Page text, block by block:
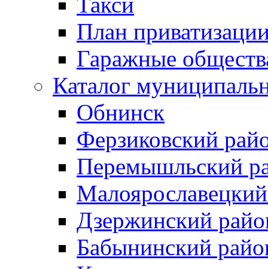
План
Гаражные
Каталог
Обнинск
Ферзиковский
Перемышльский
Дзержинский
Бабынинский